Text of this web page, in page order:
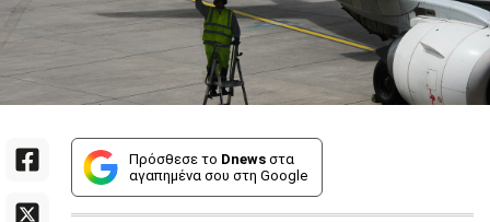
Πρόσθεσε το Dnews στα
αγαπημένα σου στη Google